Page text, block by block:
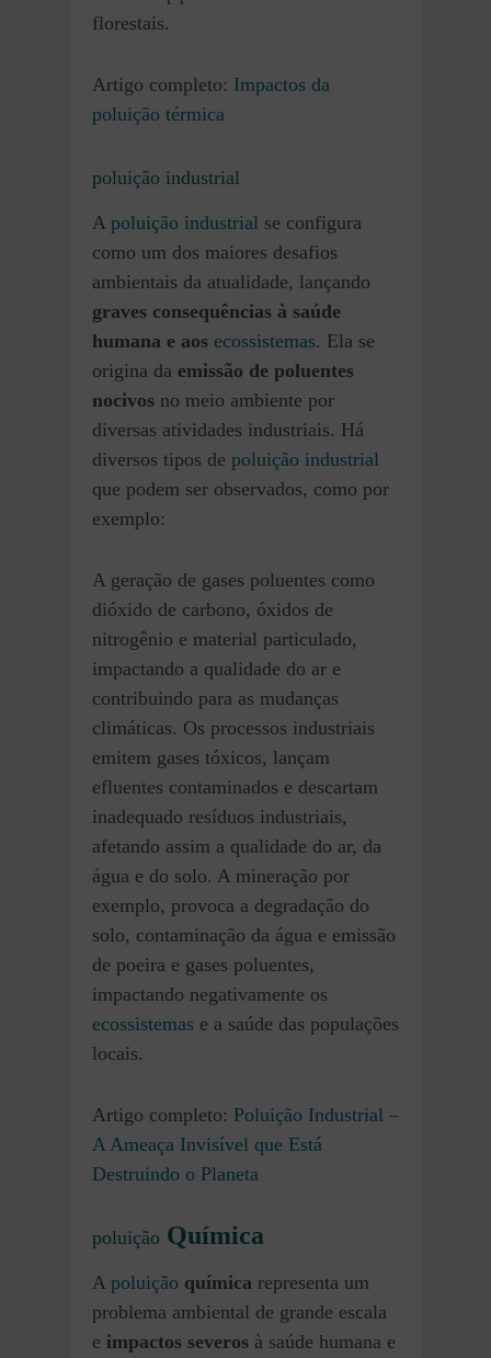
florestais.
Artigo completo: Impactos da
poluição térmica
poluição industrial
A poluição industrial se configura
como um dos maiores desafios
ambientais da atualidade, lançando
graves consequências à saúde
humana e aos ecossistemas. Ela se
origina da emissão de poluentes
nocivos no meio ambiente por
diversas atividades industriais. Há
diversos tipos de poluição industrial
que podem ser observados, como por
exemplo:
A geração de gases poluentes como
dióxido de carbono, óxidos de
nitrogênio e material particulado,
impactando a qualidade do ar e
contribuindo para as mudanças
climáticas. Os processos industriais
emitem gases tóxicos, lançam
efluentes contaminados e descartam
inadequado resíduos industriais,
afetando assim a qualidade do ar, da
água e do solo. A mineração por
exemplo, provoca a degradação do
solo, contaminação da água e emissão
de poeira e gases poluentes,
impactando negativamente os
ecossistemas e a saúde das populações
locais.
Artigo completo: Poluição Industrial –
A Ameaça Invisível que Está
Destruindo o Planeta
poluição Química
A poluição química representa um
problema ambiental de grande escala
e impactos severos à saúde humana e